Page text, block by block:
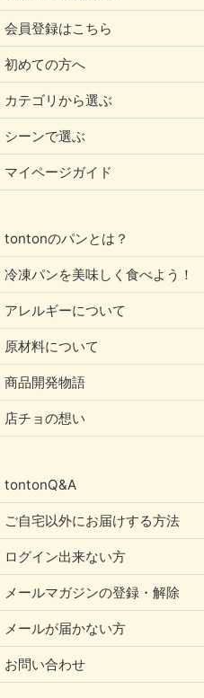
会員登録はこちら
初めての方へ
カテゴリから選ぶ
シーンで選ぶ
マイページガイド
tontonのパンとは？
冷凍パンを美味しく食べよう！
アレルギーについて
原材料について
商品開発物語
店チョの想い
tontonQ&A
ご自宅以外にお届けする方法
ログイン出来ない方
メールマガジンの登録・解除
メールが届かない方
お問い合わせ